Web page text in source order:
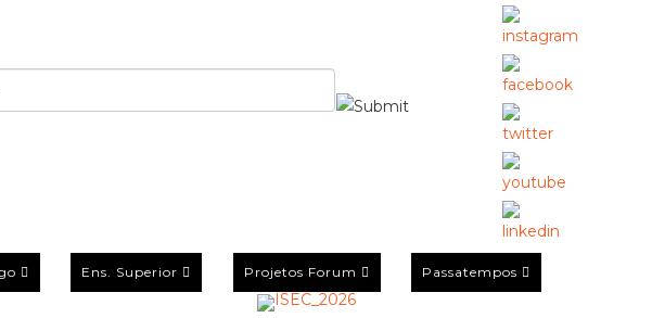
Ens. Superior Projetos Forum Passatempos